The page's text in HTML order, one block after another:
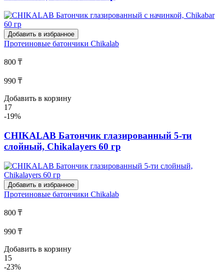
Добавить в избранное
Протеиновые батончики Chikalab
800 ₸
990 ₸
Добавить в корзину
17
-19%
CHIKALAB Батончик глазированный 5-ти
слойный, Chikalayers 60 гр
Добавить в избранное
Протеиновые батончики Chikalab
800 ₸
990 ₸
Добавить в корзину
15
-23%